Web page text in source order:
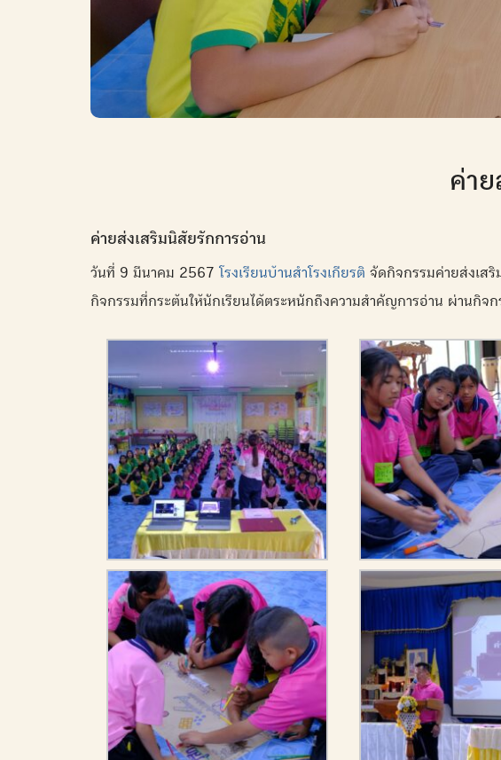
ค่า
ค่ายส่งเสริมนิสัยรักการอ่าน
วันที่ 9 มีนาคม 2567 โรงเรียนบ้านสำโรงเกียรติ จัดกิจกรรมค่ายส่งเส
กิจกรรมที่กระต้นให้นักเรียนได้ตระหนักถึงความสำคัญการอ่าน ผ่านกิจ